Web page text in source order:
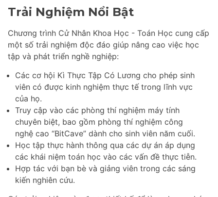
Trải Nghiệm Nổi Bật
Chương trình Cử Nhân Khoa Học - Toán Học cung cấp
một số trải nghiệm độc đáo giúp nâng cao việc học
tập và phát triển nghề nghiệp:
Các cơ hội Kì Thực Tập Có Lương cho phép sinh
viên có được kinh nghiệm thực tế trong lĩnh vực
của họ.
Truy cập vào các phòng thí nghiệm máy tính
chuyên biệt, bao gồm phòng thí nghiệm công
nghệ cao “BitCave” dành cho sinh viên năm cuối.
Học tập thực hành thông qua các dự án áp dụng
các khái niệm toán học vào các vấn đề thực tiễn.
Hợp tác với bạn bè và giảng viên trong các sáng
kiến nghiên cứu.